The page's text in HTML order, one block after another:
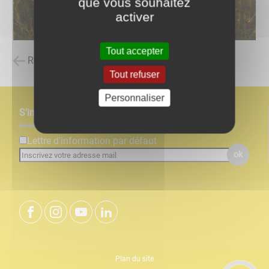
Retour à la liste des carnets d'adresses
S'inscrire à notre newsletter
Lettre d'information par défaut
ok
Plan du site
activer
Tout accepter
Tout refuser
Personnaliser